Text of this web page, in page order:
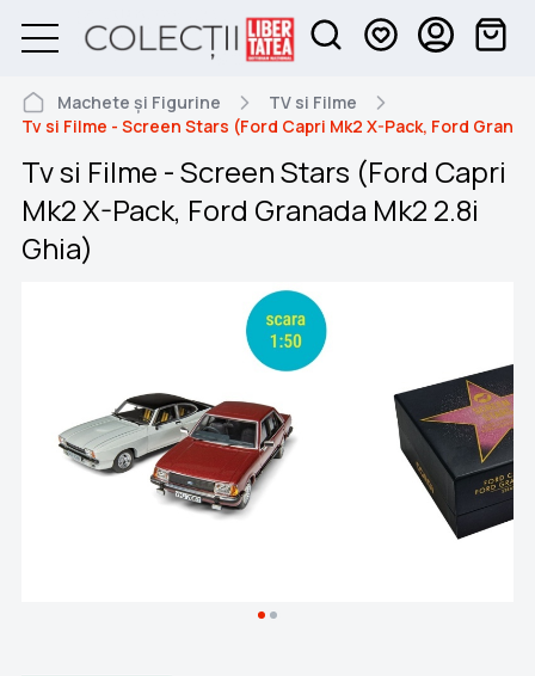
Machete și Figurine
TV si Filme
Tv si Filme - Screen Stars (Ford Capri Mk2 X-Pack, Ford
Tv si Filme - Screen Stars (Ford Capri
Mk2 X-Pack, Ford Granada Mk2 2.8i
Ghia)